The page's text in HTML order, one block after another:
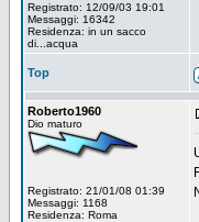
Registrato: 12/09/03 19:01
Messaggi: 16342
Residenza: in un sacco
di...acqua
Top
Roberto1960
Dio maturo
Registrato: 21/01/08 01:39
Messaggi: 1168
Residenza: Roma